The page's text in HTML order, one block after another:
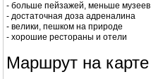
- больше пейзажей, меньше музеев
- достаточная доза адреналина
- велики, пешком на природе
- хорошие рестораны и отели
Маршрут на карте